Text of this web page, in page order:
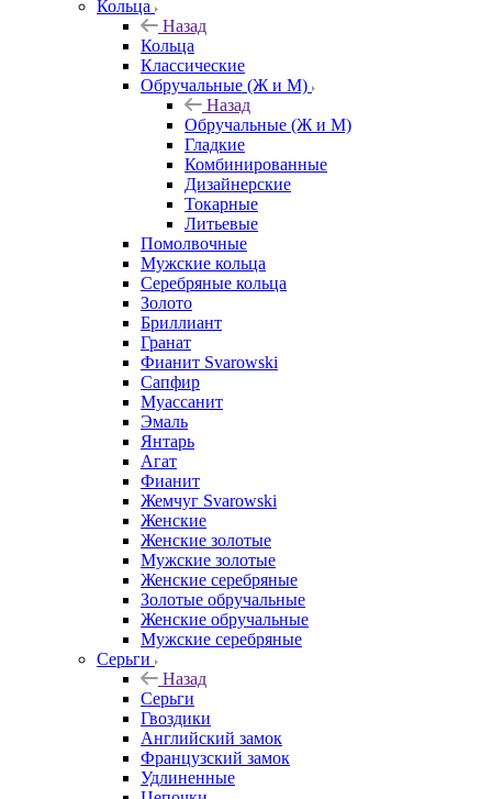
Кольца
Назад
Кольца
Классические
Обручальные (Ж и М)
Назад
Обручальные (Ж и М)
Гладкие
Комбинированные
Дизайнерские
Токарные
Литьевые
Помолвочные
Мужские кольца
Серебряные кольца
Золото
Бриллиант
Гранат
Фианит Svarowski
Сапфир
Муассанит
Эмаль
Янтарь
Агат
Фианит
Жемчуг Svarowski
Женские
Женские золотые
Мужские золотые
Женские серебряные
Золотые обручальные
Женские обручальные
Мужские серебряные
Серьги
Назад
Серьги
Гвоздики
Английский замок
Французский замок
Удлиненные